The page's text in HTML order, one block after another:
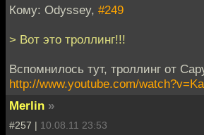
Кому: Odyssey, #249
> Вот это троллинг!!!
Вспомнилось тут, троллинг от
http://www.youtube.com/
Merlin »
#257 | 10.08.11 23:53